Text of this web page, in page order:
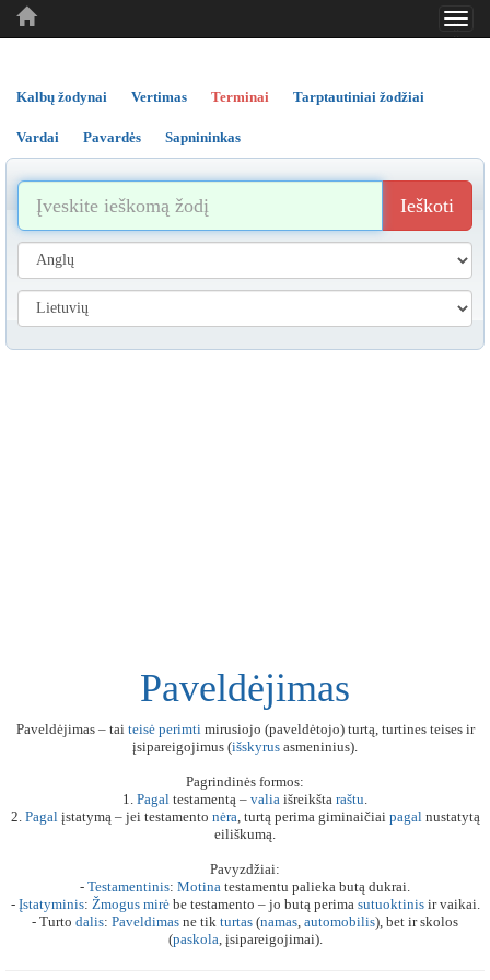
..
..
Kalbų žodynai Vertimas Terminai Tarptautiniai žodžiai
Vardai Pavardės Sapnininkas
Ieškoti
Paveldėjimas
Paveldėjimas – tai teisė perimtimirusiojo (paveldėtojo) turtą, turtines teises ir
įsipareigojimus (išskyrus asmeninius).
Pagrindinės formos:
1. Pagal testamentą – valia išreikšta raštu.
2. Pagalįstatymą – jei testamento nėra, turtą perima giminaičiai pagalnustatytą
eiliškumą.
Pavyzdžiai:
- Testamentinis: Motina testamentu palieka butą dukrai.
- Įstatyminis: Žmogus mirėbe testamento – jo butą perima sutuoktinisir vaikai.
- Turto dalis: Paveldimas ne tik turtas (namas, automobilis), bet ir skolos
(paskola, įsipareigojimai).